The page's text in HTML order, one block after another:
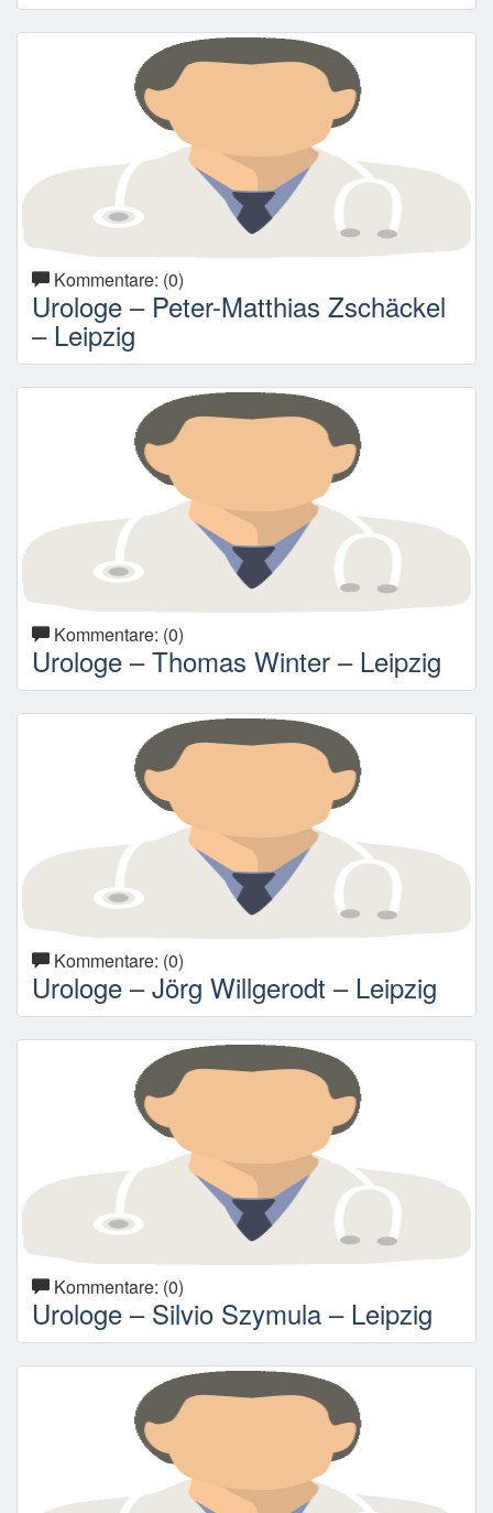
Kommentare: (0)
Urologe – Peter-Matthias Zschäckel
– Leipzig
Kommentare: (0)
Urologe – Thomas Winter – Leipzig
Kommentare: (0)
Urologe – Jörg Willgerodt – Leipzig
Kommentare: (0)
Urologe – Silvio Szymula – Leipzig